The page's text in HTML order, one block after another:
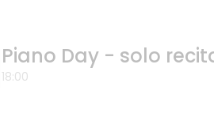
Piano Day - solo
18:00